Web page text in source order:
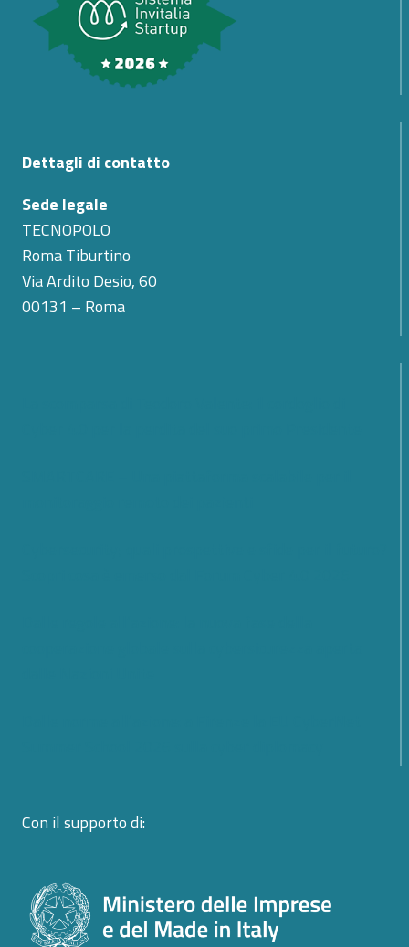
Dettagli di contatto
Sede legale
TECNOPOLO
Roma Tiburtino
Via Ardito Desio, 60
00131 – Roma
Con il supporto di: